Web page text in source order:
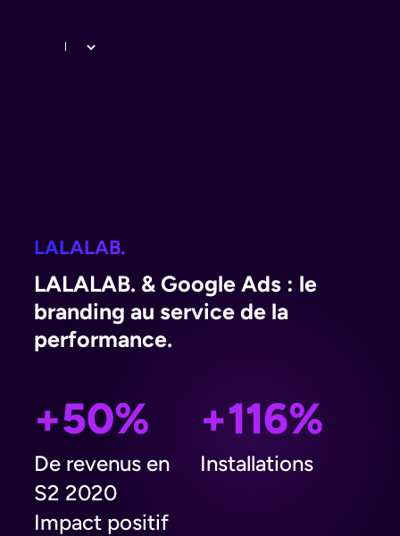
Langue￰
LALALAB.
LALALAB. & Google Ads : le
branding au service de la
performance.
+50%
De revenus en
S2 2020
+116%
Installations
Impact positif